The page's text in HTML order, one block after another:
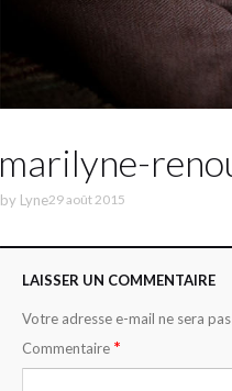
marilyne-
by Lyne29 août 2015
LAISSER UN COMMENTAIRE
Votre adresse e-mail ne sera
Commentaire *